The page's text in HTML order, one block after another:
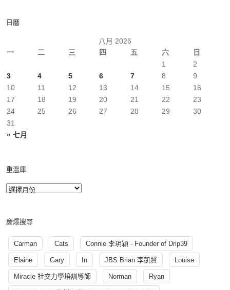
日曆
八月 2026
一
二 三 四 五 六 日
« 七月
1
2
3
4 5 6 7 8
9
10
11 12 13 14 15
16
17
18 19 20 21 22
23
24
25 26 27 28 29
30
31
重溫庫
慶爆搜尋
Carman Cats Connie 李玥穎 - Founder of Drip39
Elaine Gary In JBS Brian 李凱賢 Louise
Miracle 社交力學培訓導師 Norman Ryan